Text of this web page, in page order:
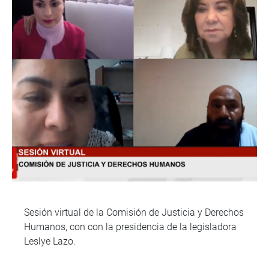
Sesión virtual de la Comisión de Justicia y Derechos
Humanos, con con la presidencia de la legisladora
Leslye Lazo.